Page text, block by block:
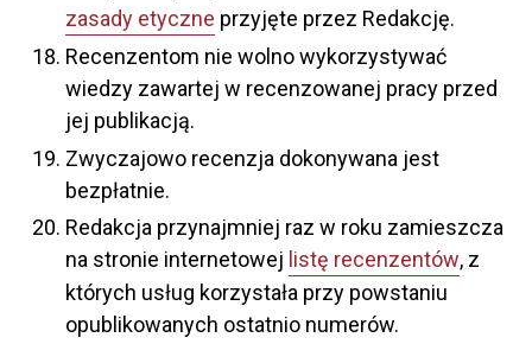
zasady etyczne przyjęte przez Redakcję.
Recenzentom nie wolno wykorzystywać
wiedzy zawartej w recenzowanej pracy przed
jej publikacją.
Zwyczajowo recenzja dokonywana jest
bezpłatnie.
Redakcja przynajmniej raz w roku zamieszcza
na stronie internetowej listę recenzentów, z
których usług korzystała przy powstaniu
opublikowanych ostatnio numerów.